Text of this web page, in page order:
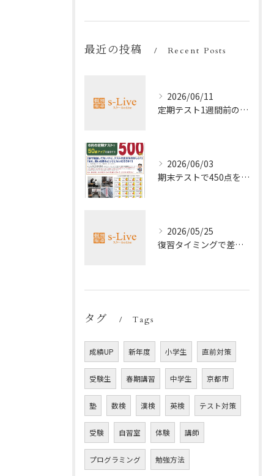
最近の投稿 Recent Posts
2026/06/11
定期テスト1週間前の効率暗記法
2026/06/03
期末テストで450点を取る勉強法
2026/05/25
復習タイミングで差がつく勉強法
タグ Tags
成績UP 新年度 小学生 直前対策
受験生 春期講習 中学生 京都市
塾 数検 漢検 英検 テスト対策
受験 自習室 体験 講師
プログラミング 勉強方法